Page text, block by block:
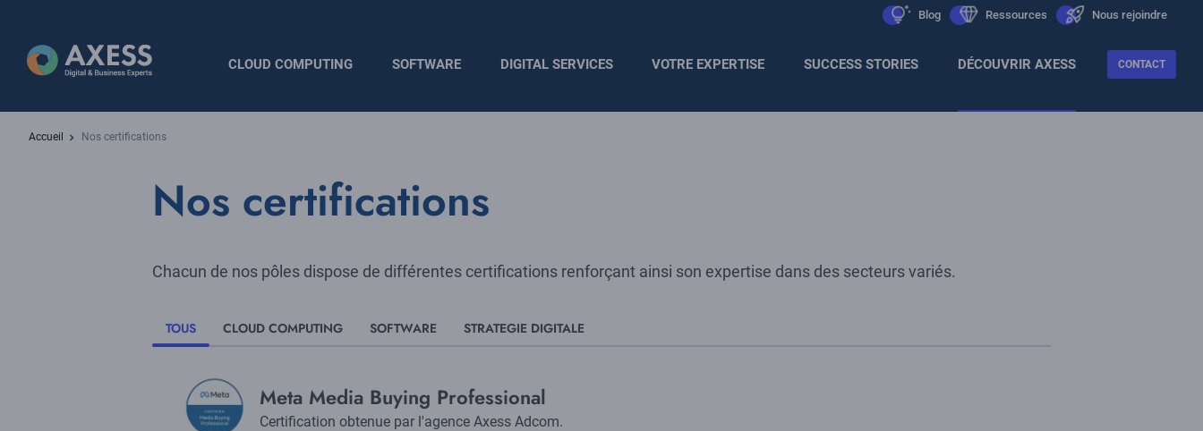
contenu
principal
Blog
icon Ressources
icon Nous rejoindre
icon
principale
CLOUD COMPUTING SOFTWARE DIGITAL SERVICES VOTRE EXPERTISE SUCCESS STORIES DÉCOUVRIR AXESS CONTACT
Fil
Accueil Nos certifications
Nos certifications
Chacun de nos pôles dispose de différentes certifications renforçant ainsi son expertise dans des secteurs variés.
TOUS CLOUD COMPUTING SOFTWARE STRATEGIE DIGITALE
Logo Title
Meta Media Buying Professional
Description
Certification obtenue par l'agence Axess Adcom.